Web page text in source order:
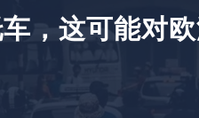
，这可能对